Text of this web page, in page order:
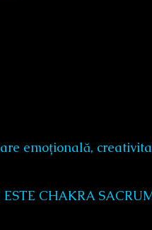
emoțională,
CHAKRA